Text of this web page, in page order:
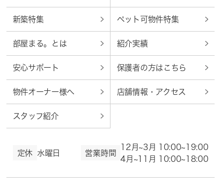
新築特集 ペット可物件特集
部屋まる。とは 紹介実績
安心サポート 保護者の方はこちら
物件オーナー様へ 店舗情報・アクセス
スタッフ紹介
定休 水曜日 営業時間
12月~3月 10:00~19:00
4月~11月 10:00~18:00